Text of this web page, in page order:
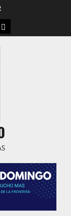
Dribbble